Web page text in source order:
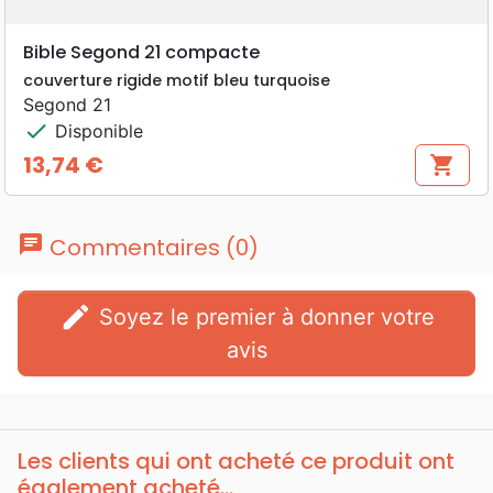
Bible Segond 21 compacte
couverture rigide motif bleu turquoise
Segond 21
check Disponible
Prix
13,74 € shopping_cart
chat Commentaires (0)
edit
avis
Les clients qui ont acheté ce produit ont